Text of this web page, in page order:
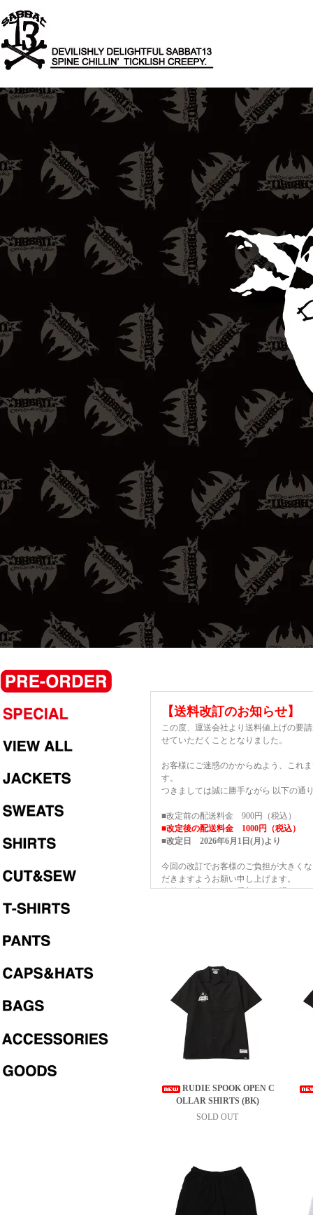
【送料改訂のお知らせ】
この度、運送会社より送料値上げの要
せていただくこととなりました。
お客様にご迷惑のかからぬよう、これ
す。
つきましては誠に勝手ながら 以下の通
■改定前の配送料金 900円（税込）
■改定後の配送料金 1000円（税込）
■改定日 2026年6月1日(月)より
今回の改訂でお客様のご負担が大きく
だきますようお願い申し上げます。
今後とも変わらぬご愛顧のほど賜りま
お願い致します。 迷惑メールフォル
ご確認もお願い申し上げます。
RUDIE SPOOK OPEN C
OLLAR SHIRTS (BK)
SOLD OUT